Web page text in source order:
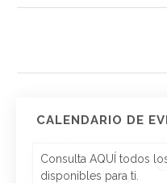
CALENDARIO DE
Consulta AQUÍ todos
disponibles para ti.